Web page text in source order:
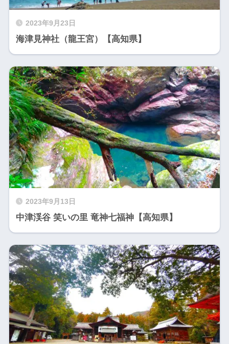
2023年9月23日
海津見神社（龍王宮）【高知県】
2023年9月13日
中津渓谷 笑いの里 竜神七福神【高知県】